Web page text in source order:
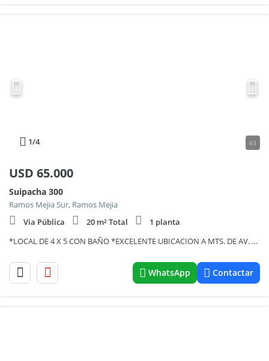
1/4 63
USD 65.000
Suipacha 300
Ramos Mejia Sur, Ramos Mejia
Via Pública
20 m² Total
1 planta
*LOCAL DE 4 X 5 CON BAÑO *EXCELENTE UBICACION A MTS. DE AV. DE MAYO Y A 7 CDS. DE LA ESTACION
WhatsApp Contactar